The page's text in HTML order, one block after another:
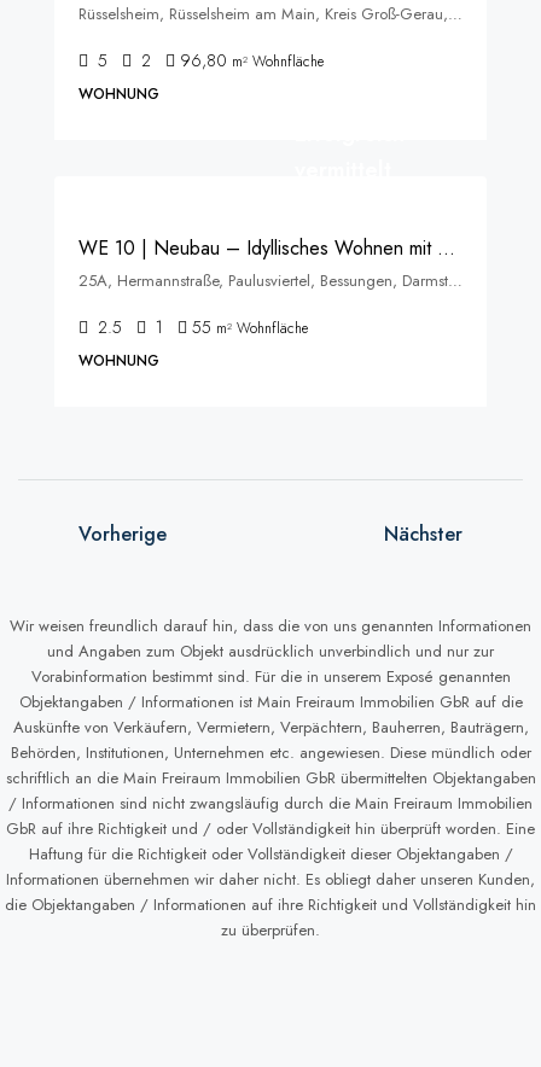
Rüsselsheim, Rüsselsheim am Main, Kreis Groß-Gerau, Hessen, 65428, Deutschland
5 2 96,80 m² Wohnfläche
WOHNUNG
WE 10 | Neubau – Idyllisches Wohnen mit Blick in den Park – “Prinz-Emil-Garten”
25A, Hermannstraße, Paulusviertel, Bessungen, Darmstadt, Hessen, 64285, Deutschland
2.5 1 55 m² Wohnfläche
WOHNUNG
Vorherige Nächster
Wir weisen freundlich darauf hin, dass die von uns genannten Informationen
und Angaben zum Objekt ausdrücklich unverbindlich und nur zur
Vorabinformation bestimmt sind. Für die in unserem Exposé genannten
Objektangaben / Informationen ist Main Freiraum Immobilien GbR auf die
Auskünfte von Verkäufern, Vermietern, Verpächtern, Bauherren, Bauträgern,
Behörden, Institutionen, Unternehmen etc. angewiesen. Diese mündlich oder
schriftlich an die Main Freiraum Immobilien GbR übermittelten Objektangaben
/ Informationen sind nicht zwangsläufig durch die Main Freiraum Immobilien
GbR auf ihre Richtigkeit und / oder Vollständigkeit hin überprüft worden. Eine
Haftung für die Richtigkeit oder Vollständigkeit dieser Objektangaben /
Informationen übernehmen wir daher nicht. Es obliegt daher unseren Kunden,
die Objektangaben / Informationen auf ihre Richtigkeit und Vollständigkeit hin
zu überprüfen.